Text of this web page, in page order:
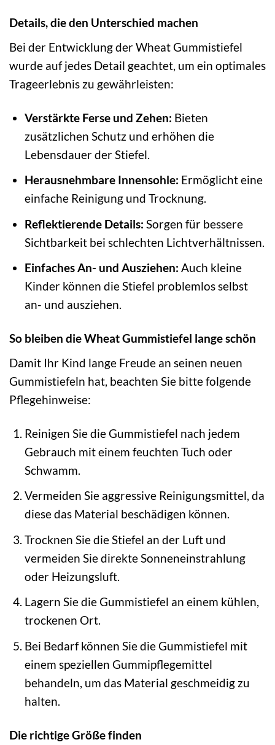
Details, die den Unterschied machen
Bei der Entwicklung der Wheat Gummistiefel
wurde auf jedes Detail geachtet, um ein optimales
Trageerlebnis zu gewährleisten:
Verstärkte Ferse und Zehen: Bieten
zusätzlichen Schutz und erhöhen die
Lebensdauer der Stiefel.
Herausnehmbare Innensohle: Ermöglicht eine
einfache Reinigung und Trocknung.
Reflektierende Details: Sorgen für bessere
Sichtbarkeit bei schlechten Lichtverhältnissen.
Einfaches An- und Ausziehen: Auch kleine
Kinder können die Stiefel problemlos selbst
an- und ausziehen.
So bleiben die Wheat Gummistiefel lange schön
Damit Ihr Kind lange Freude an seinen neuen
Gummistiefeln hat, beachten Sie bitte folgende
Pflegehinweise:
Reinigen Sie die Gummistiefel nach jedem
Gebrauch mit einem feuchten Tuch oder
Schwamm.
Vermeiden Sie aggressive Reinigungsmittel, da
diese das Material beschädigen können.
Trocknen Sie die Stiefel an der Luft und
vermeiden Sie direkte Sonneneinstrahlung
oder Heizungsluft.
Lagern Sie die Gummistiefel an einem kühlen,
trockenen Ort.
Bei Bedarf können Sie die Gummistiefel mit
einem speziellen Gummipflegemittel
behandeln, um das Material geschmeidig zu
halten.
Die richtige Größe finden